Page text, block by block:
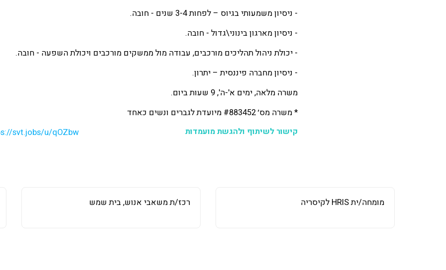
- ניסיון משמעותי בגיוס – לפחות 3-4 שנים - חובה.
- ניסיון מארגון בינוני\גדול - חובה.
- יכולת ניהול תהליכים מורכבים, עבודה מול ממשקים מורכבים ויכולת השפעה - חובה.
- ניסיון מחברה פיננסית – יתרון.
משרה מלאה, ימים א'-ה', 9 שעות ביום.
* משרה מס׳ #883452 מיועדת לגברים ונשים כאחד
קישור לשיתוף ולהגשת מועמדות
svt.jobs/u/qOZbw
מומחה/ית HRIS לקיסריה רכז/ת משאבי אנוש, בית שמש